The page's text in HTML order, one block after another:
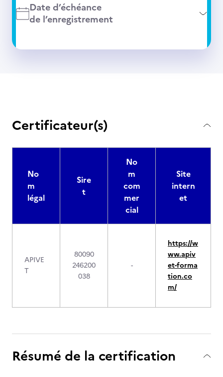
Date d’échéance
de l’enregistrement
Certificateur(s)
No
m
légal
Sire
t
No
m
com
mer
cial
Site
intern
et
APIVE
T
80090
246200
038
-
https://w
ww.apiv
et-forma
tion.co
m/
Résumé de la certification